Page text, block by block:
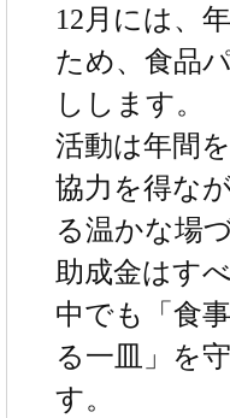
12月には、
ため、食品
しします。
活動は年間
協力を得な
る温かな場
助成金はす
中でも「食
る一皿」を
す。